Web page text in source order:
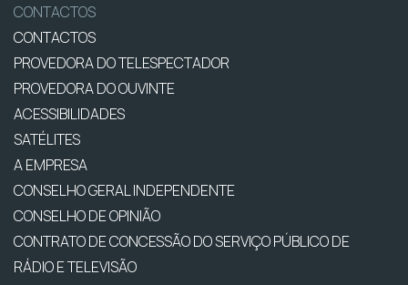
CONTACTOS
CONTACTOS
PROVEDORA DO TELESPECTADOR
PROVEDORA DO OUVINTE
ACESSIBILIDADES
SATÉLITES
A EMPRESA
CONSELHO GERAL INDEPENDENTE
CONSELHO DE OPINIÃO
CONTRATO DE CONCESSÃO DO SERVIÇO PÚBLICO DE
RÁDIO E TELEVISÃO